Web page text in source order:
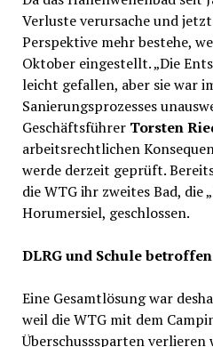
Verluste verursache und
Perspektive mehr bestehe,
Oktober eingestellt. „Die
leicht gefallen, aber sie war
Sanierungsprozesses
Geschäftsführer Torsten
arbeitsrechtlichen
werde derzeit geprüft.
die WTG ihr zweites Bad, die
Horumersiel, geschlossen.
DLRG und Schule betroffen
Eine Gesamtlösung war
weil die WTG mit dem
Überschusssparten